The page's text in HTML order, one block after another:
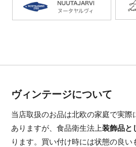
ヴィンテージについて
当店取扱のお品は北欧の家庭で実際
ありますが、食品衛生法上装飾品と
ります。買い付け時には状態の良い